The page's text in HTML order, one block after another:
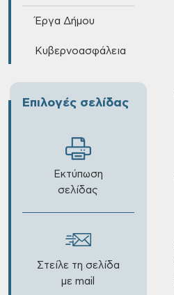
Έργα Δήμου
Κυβερνοασφάλεια
Επιλογές σελίδας
Εκτύπωση
σελίδας
Στείλε τη σελίδα
με mail